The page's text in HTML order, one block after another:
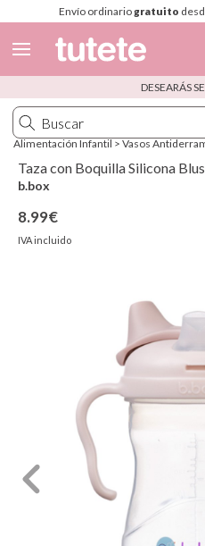
Envío ordinariogratuito
Español
Italiano
Inglés
DESEARÁS
Alimentación Infantil > Vasos
Taza con Boquilla Silicona
b.box
8.99€
IVA incluido